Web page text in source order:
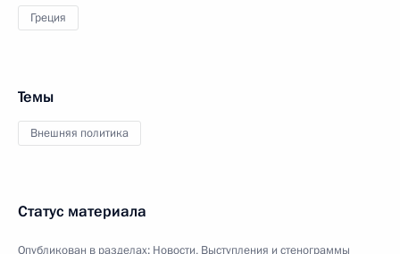
Греция
Темы
Внешняя политика
Статус материала
Опубликован в разделах: Новости, Выступления и стенограммы